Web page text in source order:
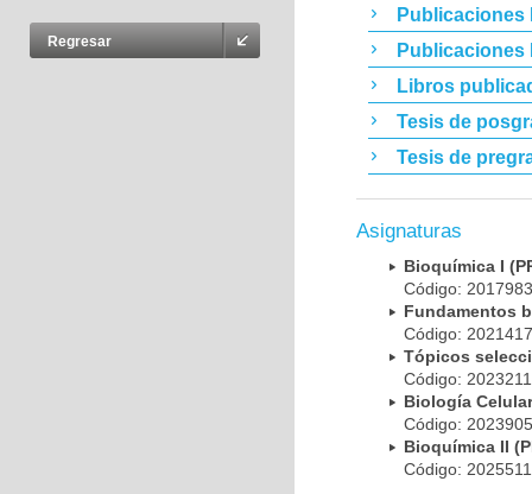
Regresar
Publicaciones
Publicaciones
Libros
Tesis de
Tesis de
Asignaturas
Bioquímica I
Código:
Fundamentos
Código:
Tópicos
Código:
Biología
Código:
Bioquímica II
Código: